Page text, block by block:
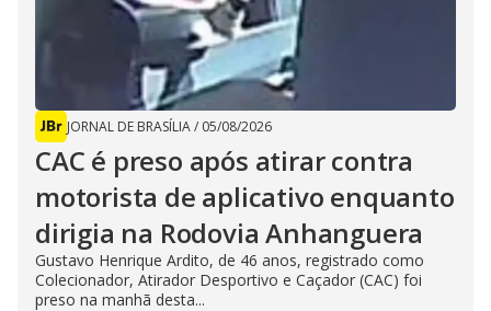
JORNAL DE BRASÍLIA/ 05/08/2026
CAC é preso após atirar contra
motorista de aplicativo enquanto
dirigia na Rodovia Anhanguera
Gustavo Henrique Ardito, de 46 anos, registrado como
Colecionador, Atirador Desportivo e Caçador (CAC) foi
preso na manhã desta...